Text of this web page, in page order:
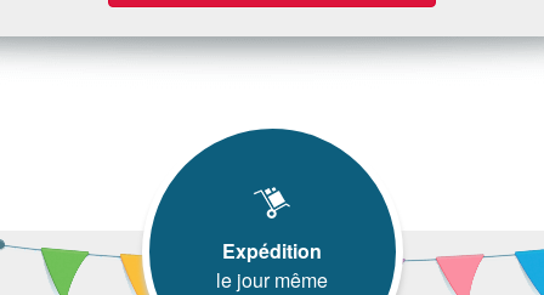
Expédition
le jour même